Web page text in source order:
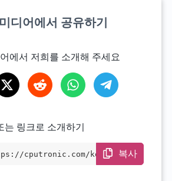
디어에서 공유하기
에서 저희를 소개해 주세요
는 링크로 소개하기
cputronic.com/ko/gpu/nv
복사